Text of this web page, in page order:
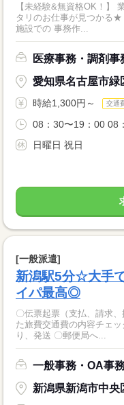
【未経験&無資格OK！】
タリのお仕事が見つかる★ ◇お仕事内容◇ 病院やクリニック、介護
施設での 事務作...
医療事務・調剤事
愛知県名古屋市緑
時給1,300円～ 交通
08：30〜19：00 08
日曜日 祝日
[一般派遣]
新潟駅5分☆大手
イパ最高◎
〇伝票起票（支払、請求
た旅費交通費の内容チェ
り、発送 〇郵便局へ...
一般事務・OA事
新潟県新潟市中央